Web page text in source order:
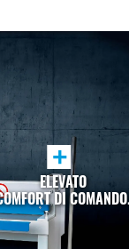
+
ELEVATO
DI